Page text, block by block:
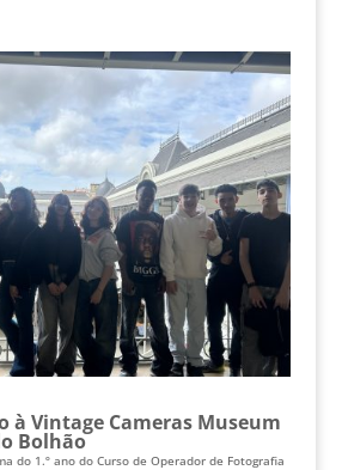
à Vintage Cameras Museum
Bolhão
do 1.º ano do Curso de Operador de Fotografia